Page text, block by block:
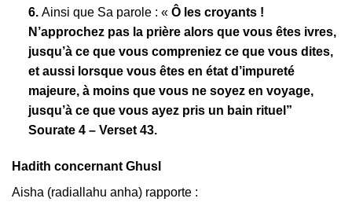
6.Ainsi que Sa parole : « Ô les croyants !
N’approchez pas la prière alors que vous êtes ivres,
jusqu’à ce que vous compreniez ce que vous dites,
et aussi lorsque vous êtes en état d’impureté
majeure, à moins que vous ne soyez en voyage,
jusqu’à ce que vous ayez pris un bain rituel”
Sourate 4 – Verset 43.
Hadith concernant Ghusl
Aisha (radiallahu anha) rapporte :